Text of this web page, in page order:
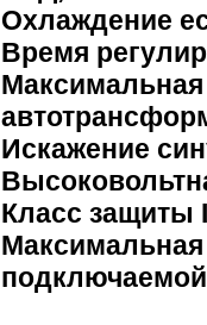
Охлаждение
Время
Максимальная
Искажение
Класс защиты
подключаемой